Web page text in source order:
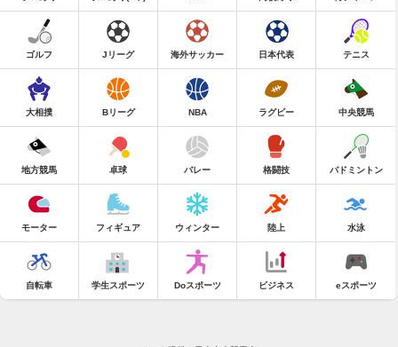
ゴルフ Jリーグ 海外サッカー 日本代表 テニス
大相撲 Bリーグ NBA ラグビー 中央競馬
地方競馬 卓球 バレー 格闘技 バドミントン
モーター フィギュア ウィンター 陸上 水泳
自転車 学生スポーツ Doスポーツ ビジネス eスポーツ